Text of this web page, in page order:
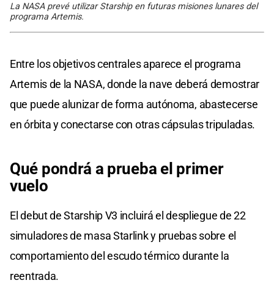
La NASA prevé utilizar Starship en futuras misiones lunares del
programa Artemis.
Entre los objetivos centrales aparece el programa
Artemis de la NASA, donde la nave deberá demostrar
que puede alunizar de forma autónoma, abastecerse
en órbita y conectarse con otras cápsulas tripuladas.
Qué pondrá a prueba el primer
vuelo
El debut de Starship V3 incluirá el despliegue de 22
simuladores de masa Starlink y pruebas sobre el
comportamiento del escudo térmico durante la
reentrada.